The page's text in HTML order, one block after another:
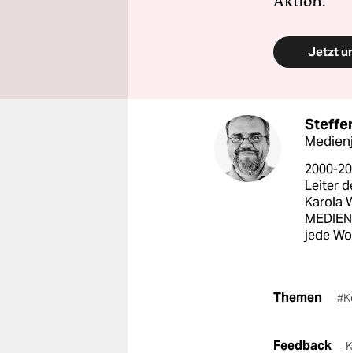
Jetzt
2000-
Leiter
Karola
jede
Themen
Feedback